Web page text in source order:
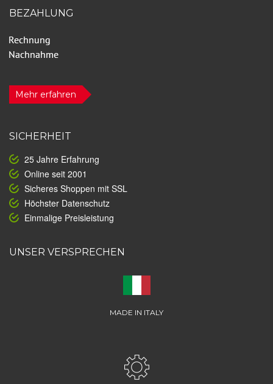
BEZAHLUNG
Mehr erfahren
SICHERHEIT
25 Jahre Erfahrung
Online seit 2001
Sicheres Shoppen mit SSL
Höchster Datenschutz
Einmalige Preisleistung
UNSER VERSPRECHEN
MADE IN ITALY